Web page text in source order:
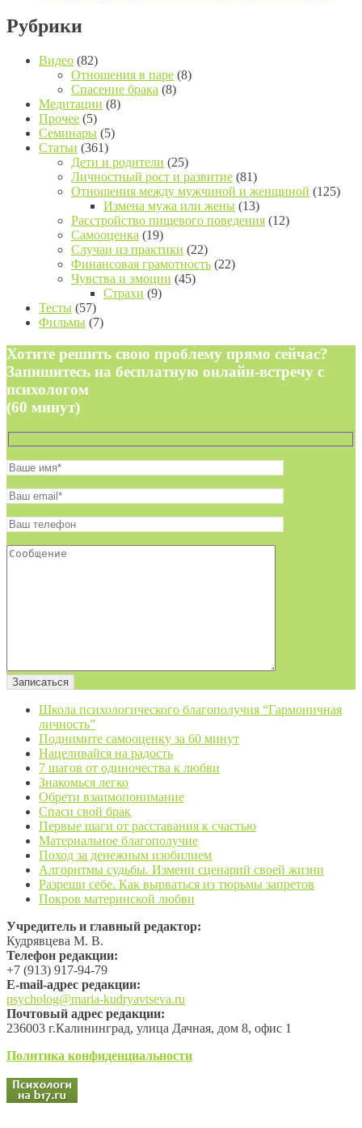
Рубрики
Видео (82)
Отношения в паре (8)
Спасение брака (8)
Медитации (8)
Прочее (5)
Семинары (5)
Статьи (361)
Дети и родители (25)
Личностный рост и развитие (81)
Отношения между мужчиной и женщиной (125)
Измена мужа или жены (13)
Расстройство пищевого поведения (12)
Самооценка (19)
Случаи из практики (22)
Финансовая грамотность (22)
Чувства и эмоции (45)
Страхи (9)
Тесты (57)
Фильмы (7)
Хотите решить свою проблему прямо сейчас?
Запишитесь на бесплатную онлайн-встречу с
психологом
(60 минут)
Школа психологического благополучия “Гармоничная
личность”
Поднимите самооценку за 60 минут
Нацеливайся на радость
7 шагов от одиночества к любви
Знакомься легко
Обрети взаимопонимание
Спаси свой брак
Первые шаги от расставания к счастью
Материальное благополучие
Поход за денежным изобилием
Алгоритмы судьбы. Измени сценарий своей жизни
Разреши себе. Как вырваться из тюрьмы запретов
Покров материнской любви
Учредитель и главный редактор:
Кудрявцева М. В.
Телефон редакции:
+7 (913) 917-94-79
Е-mail-адрес редакции:
psycholog@maria-kudryavtseva.ru
Почтовый адрес редакции:
236003 г.Калининград, улица Дачная, дом 8, офис 1
Политика конфиденциальности